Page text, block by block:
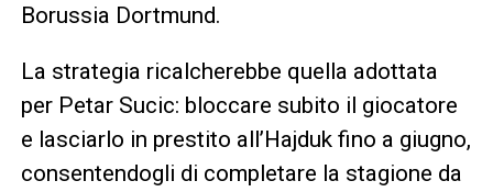
Borussia Dortmund.
La strategia ricalcherebbe quella adottata
per Petar Sucic: bloccare subito il giocatore
e lasciarlo in prestito all’Hajduk fino a giugno,
consentendogli di completare la stagione da